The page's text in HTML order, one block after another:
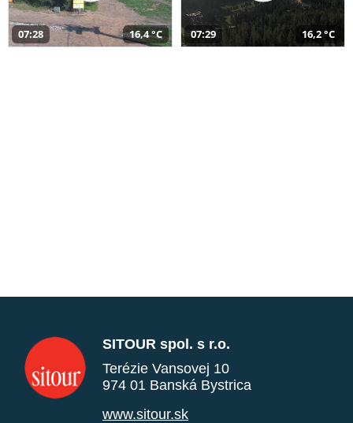
07:28 16,4 °C 07:29 16,2 °C
SITOUR spol. s r.o.
Terézie Vansovej 10
974 01 Banská Bystrica
www.sitour.sk